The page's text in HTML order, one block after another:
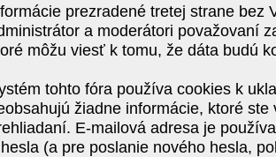
prezradené tretej strane bez
a moderátori považovaní
môžu viesť k tomu, že dáta budú
tohto fóra používa cookies k
žiadne informácie, ktoré
E-mailová adresa je
(a pre poslanie nového hesla,